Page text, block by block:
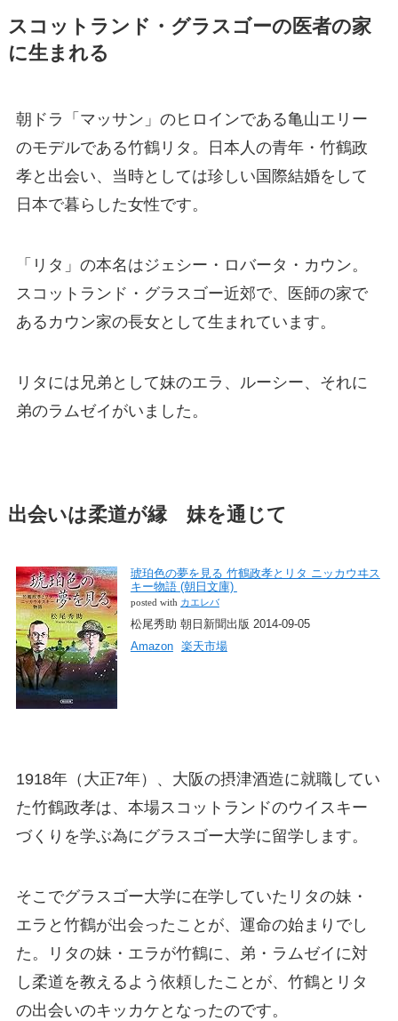
スコットランド・グラスゴーの医者の家
に生まれる
朝ドラ「マッサン」のヒロインである亀山エリー
のモデルである竹鶴リタ。日本人の青年・竹鶴政
孝と出会い、当時としては珍しい国際結婚をして
日本で暮らした女性です。
「リタ」の本名はジェシー・ロバータ・カウン。
スコットランド・グラスゴー近郊で、医師の家で
あるカウン家の長女として生まれています。
リタには兄弟として妹のエラ、ルーシー、それに
弟のラムゼイがいました。
出会いは柔道が縁 妹を通じて
琥珀色の夢を見る 竹鶴政孝とリタ ニッカウヰス
キー物語 (朝日文庫)
posted with カエレバ
松尾秀助 朝日新聞出版 2014-09-05
Amazon
楽天市場
1918年（大正7年）、大阪の摂津酒造に就職してい
た竹鶴政孝は、本場スコットランドのウイスキー
づくりを学ぶ為にグラスゴー大学に留学します。
そこでグラスゴー大学に在学していたリタの妹・
エラと竹鶴が出会ったことが、運命の始まりでし
た。リタの妹・エラが竹鶴に、弟・ラムゼイに対
し柔道を教えるよう依頼したことが、竹鶴とリタ
の出会いのキッカケとなったのです。